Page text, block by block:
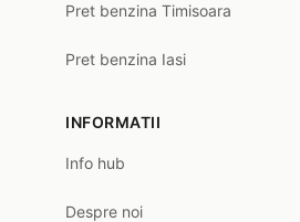
Pret benzina Timisoara
Pret benzina Iasi
INFORMATII
Info hub
Despre noi